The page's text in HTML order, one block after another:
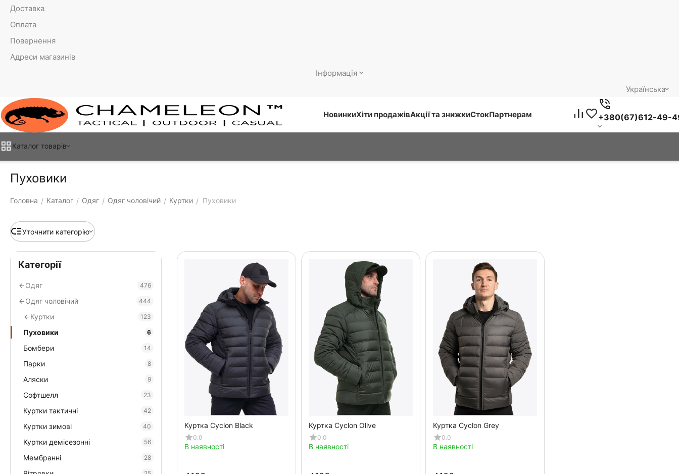
Доставка
Оплата
Повернення
Адреси магазинів
Інформація
Українська
НовинкиХіти продажівАкції та знижкиСтокПартнерам +380(67)612-49-
Каталог товарiв
Пуховики
Головна / Каталог / Одяг / Одяг чоловічий / Куртки / Пуховики
Уточнити категорію
Куртка Cyclon Black
0.0
В наявності
Куртка Cyclon Olive
0.0
В наявності
Куртка Cyclon Grey
0.0
В наявності
Категорії
Одяг 476
Одяг чоловічий 444
Куртки 123
Пуховики 6
Бомбери 14
Парки 8
Аляски 9
Софтшелл 23
Куртки тактичні 42
Куртки зимові 40
Куртки демісезонні 56
Мембранні 28